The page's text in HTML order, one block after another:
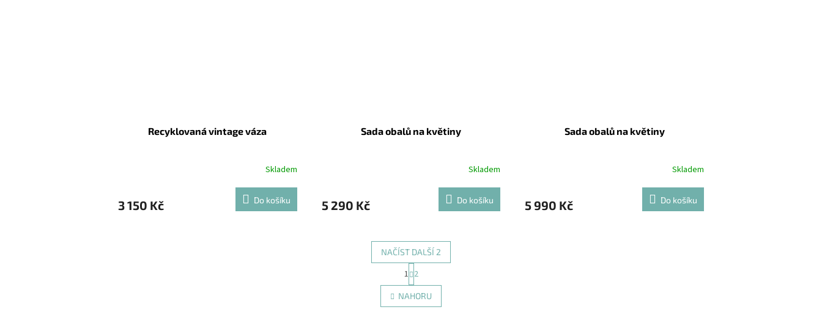
Recyklovaná vintage váza
Skladem
3 150 Kč Do košíku
Sada obalů na květiny
Skladem
5 290 Kč Do košíku
Sada obalů na květiny
Skladem
5 990 Kč Do košíku
O
v
l
NAČÍST DALŠÍ 2
t
r
á
n
1 2
NAHORU